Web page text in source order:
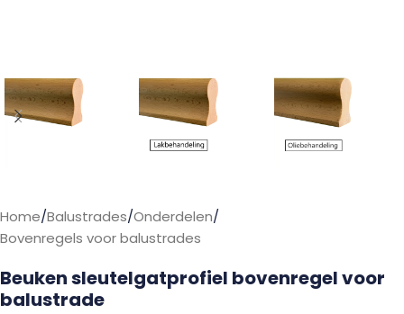
Home/Balustrades/Onderdelen/
Bovenregels voor balustrades
Beuken sleutelgatprofiel bovenregel voor
balustrade